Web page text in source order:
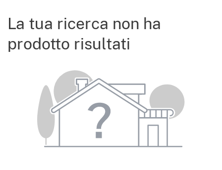
La tua ricerca non ha
prodotto risultati